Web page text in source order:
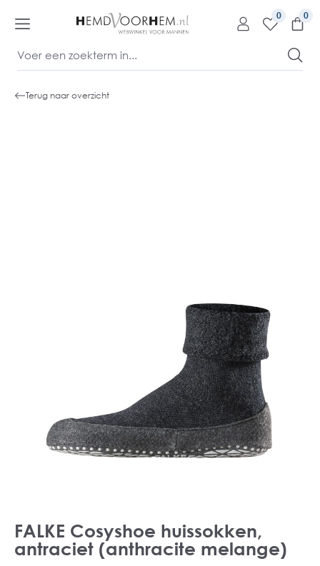
0
Terug naar overzicht
FALKE Cosyshoe huissokken,
antraciet (anthracite melange)